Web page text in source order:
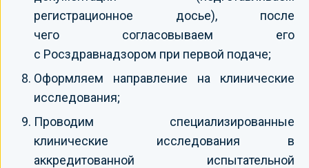
регистрационное досье), после
чего согласовываем его
с Росздравнадзором при первой подаче;
Оформляем направление на клинические
исследования;
Проводим специализированные
клинические исследования в
аккредитованной испытательной